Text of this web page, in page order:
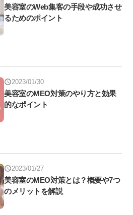
美容室のWeb集客の手段や成功させ
るためのポイント
2023/01/30
美容室のMEO対策のやり方と効果
的なポイント
2023/01/27
美容室のMEO対策とは？概要や7つ
のメリットを解説